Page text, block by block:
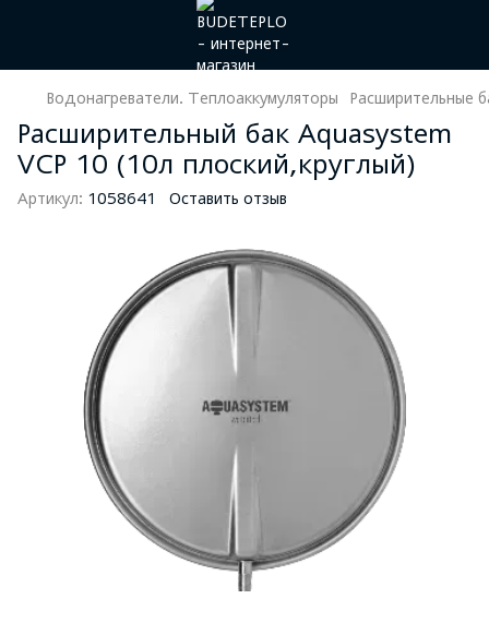
Водонагреватели. Теплоаккумуляторы Расширительные
Расширительный бак Aquasystem
VCP 10 (10л плоский,круглый)
Артикул: 1058641 Оставить отзыв